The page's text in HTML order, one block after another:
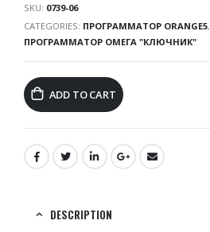
SKU: 0739-06
CATEGORIES: ПРОГРАММАТОР ORANGE5,
ПРОГРАММАТОР ОМЕГА "КЛЮЧНИК"
ADD TO CART
DESCRIPTION